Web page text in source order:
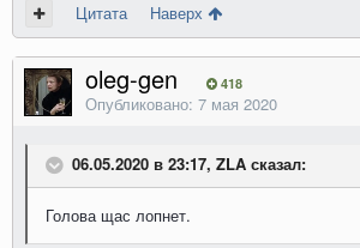
Цитата Наверх
oleg-gen 418
Опубликовано: 7 мая 2020
06.05.2020 в 23:17, ZLA сказал:
Голова щас лопнет.